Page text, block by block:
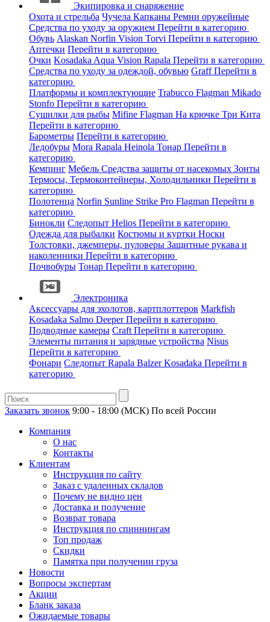
Экипировка и снаряжение
Охота и стрельба Чучела Капканы Ремни оружейные
Средства по уходу за оружием Перейти в категорию
Обувь Alaskan Norfin Vision Torvi Перейти в категорию
Аптечки Перейти в категорию
Очки Kosadaka Aqua Vision Rapala Перейти в категорию
Средства по уходу за одеждой, обувью GraffПерейти в
категорию
Платформы и комплектующие Trabucco Flagman Mikado
Stonfo Перейти в категорию
Сушилки для рыбы Mifine Flagman На крючке Три Кита
Перейти в категорию
Барометры Перейти в категорию
Ледобуры Mora Rapala Heinola Тонар Перейти в
категорию
Кемпинг Мебель Средства защиты от насекомых Зонты
Термосы, Термоконтейнеры, Холодильники Перейти в
категорию
Полотенца Norfin Sunline Strike Pro Flagman Перейти в
категорию
Бинокли Следопыт Helios Перейти в категорию
Одежда для рыбалки Костюмы и куртки Носки
Толстовки, джемперы, пуловеры Защитные рукава и
наколенники Перейти в категорию
Почвобуры Тонар Перейти в категорию
Электроника
Аксессуары для эхолотов, картплоттеров Markfish
Kosadaka Salmo DeeperПерейти в категорию
Подводные камеры Craft Перейти в категорию
Элементы питания и зарядные устройства Nisus
Перейти в категорию
Фонари Следопыт Rapala BalzerKosadaka Перейти в
категорию
Заказать звонок 9:00 - 18:00 (МСК) По всей России
Компания
О нас
Контакты
Клиентам
Инструкция по сайту
Заказ с удаленных складов
Почему не видно цен
Доставка и получение
Возврат товара
Инструкция по спиннингам
Топ продаж
Скидки
Памятка при получении груза
Новости
Вопросы экспертам
Акции
Бланк заказа
Ожидаемые товары